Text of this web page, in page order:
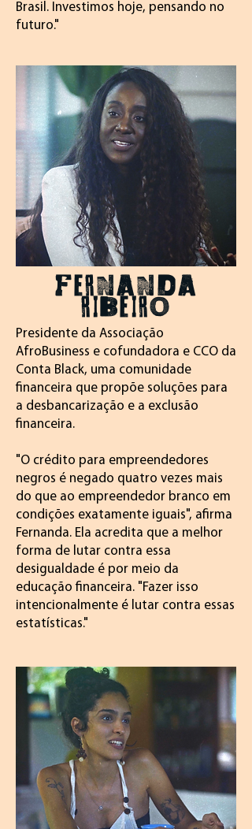
Brasil. Investimos hoje, pensando no
futuro."
FERNANDA
RIBEIRO
Presidente da Associação
AfroBusiness e cofundadora e CCO da
Conta Black, uma comunidade
financeira que propõe soluções para
a desbancarização e a exclusão
financeira.
"O crédito para empreendedores
negros é negado quatro vezes mais
do que ao empreendedor branco em
condições exatamente iguais", afirma
Fernanda. Ela acredita que a melhor
forma de lutar contra essa
desigualdade é por meio da
educação financeira. "Fazer isso
intencionalmente é lutar contra essas
estatísticas."